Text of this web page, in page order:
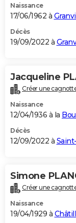
Naissance
17/06/1962 à
Décès
19/09/2022 à
Jacqueline
Créer une
Naissance
12/04/1936 à la
Décès
12/09/2022 à
Simone
Créer une
Naissance
19/04/1929 à